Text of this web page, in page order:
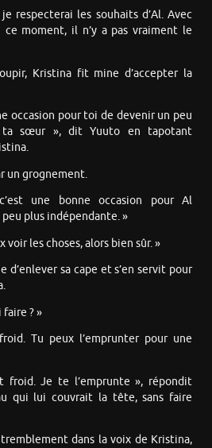
respecterai les souhaits d’Al. Avec
moment, il n’y a pas vraiment le
Kristina fit mine d’accepter la
occasion pour toi de devenir un peu
ta sœur », dit Yuuto en tapotant
un grognement.
une bonne occasion pour Al
plus indépendante. »
voir les choses, alors bien sûr. »
d’enlever sa cape et s’en servit pour
? »
Tu peux l’emprunter pour une
Je te l’emprunte », répondit
qui lui couvrait la tête, sans faire
dans la voix de Kristina,